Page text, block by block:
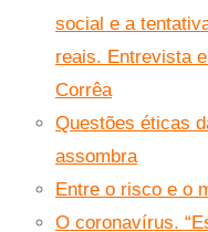
social e a
reais. Entrevista
Corrêa
Questões éticas
assombra
Entre o risco e o
O coronavírus.